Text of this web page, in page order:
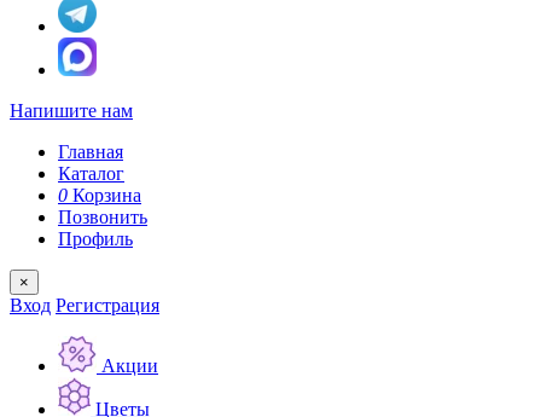
Напишите нам
Главная
Каталог
0 Корзина
Позвонить
Профиль
×
Вход Регистрация
Акции
Цветы